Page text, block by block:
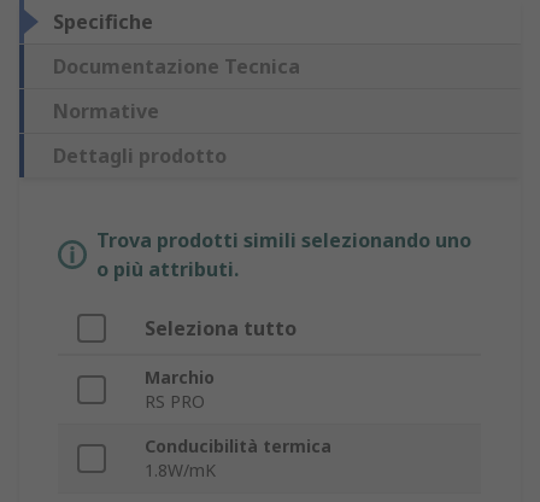
Specifiche
Documentazione Tecnica
Normative
Dettagli prodotto
Trova prodotti simili selezionando uno
o più attributi.
Seleziona tutto
Marchio
RS PRO
Conducibilità termica
1.8W/mK